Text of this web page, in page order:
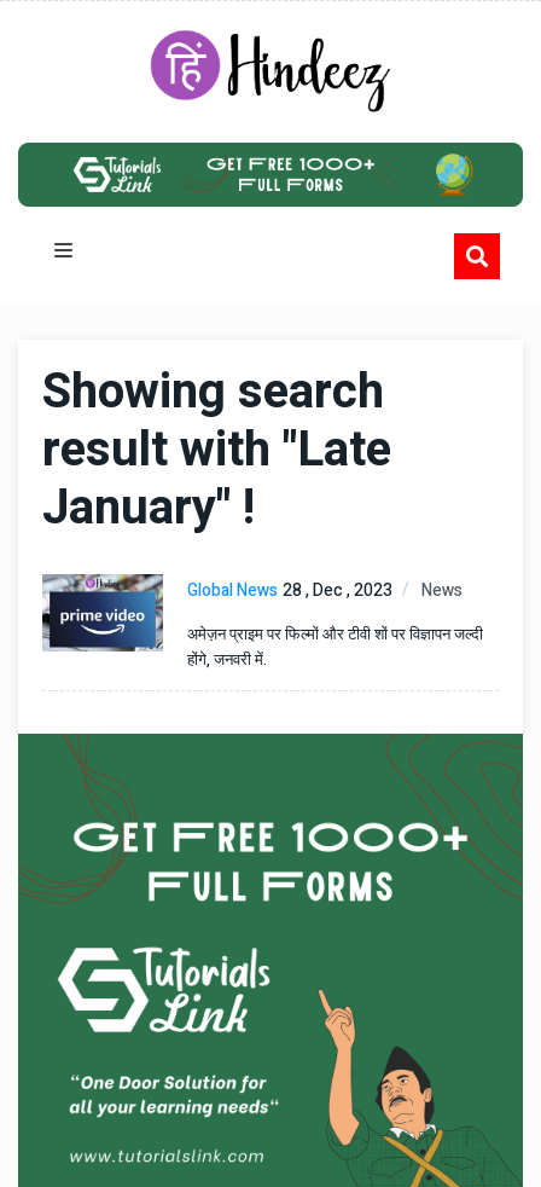
Showing search
result with "Late
January" !
Global News28 , Dec , 2023 News
अमेज़न प्राइम पर फिल्मों और टीवी शों पर विज्ञापन जल्दी
होंगे, जनवरी में.